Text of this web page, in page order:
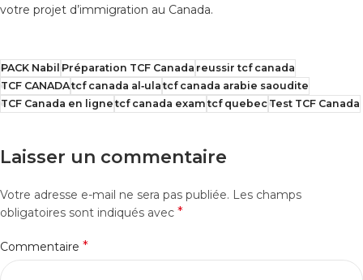
votre projet d’immigration au Canada.
PACK Nabil Préparation TCF Canada reussir tcf canada
TCF CANADAtcf canada al‑ula tcf canada arabie saoudite
TCF Canada en ligne tcf canada exam tcf quebecTest TCF Canada
Laisser un commentaire
Votre adresse e-mail ne sera pas publiée. Les champs
obligatoires sont indiqués avec *
Commentaire *